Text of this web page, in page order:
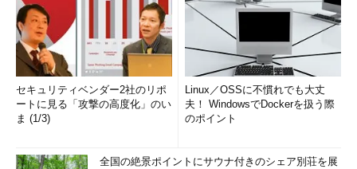
セキュリティベンダー2社のリポ
ートに見る「攻撃の高度化」のい
ま (1/3)
Linux／OSSに不慣れでも大丈
夫！ WindowsでDockerを扱う際
のポイント
全国の絶景ポイントにサウナ付きのシェア別荘を展